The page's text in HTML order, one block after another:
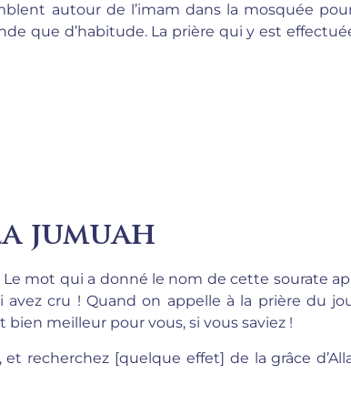
autour de l’imam dans la mosquée
que d’habitude. La prière qui y est
jumuah
mot qui a donné le nom de cette sourate
cru ! Quand on appelle à la prière du
bien meilleur pour vous, si vous saviez !
et recherchez [quelque effet] de la grâce